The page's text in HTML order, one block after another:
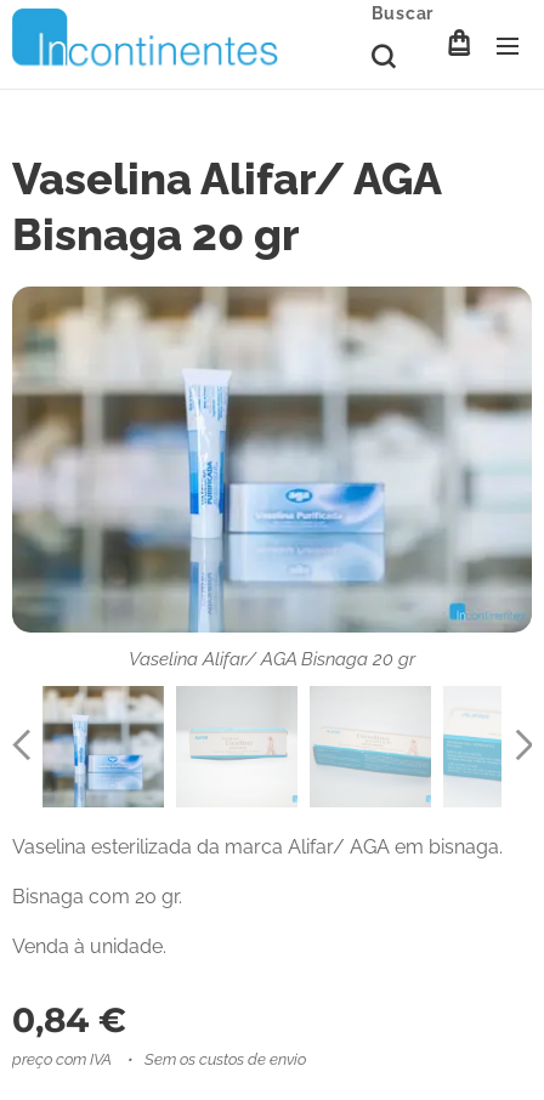
Buscar
Vaselina Alifar/ AGA
Bisnaga 20 gr
Vaselina Alifar/ AGA Bisnaga 20 gr
Vaselina Alifar/ AGA Bisnaga 20 gr
Vaselina esterilizada da marca Alifar/ AGA em bisnaga.
Bisnaga com 20 gr.
Venda à unidade.
0,84 €
preço com IVA Sem os custos de envio